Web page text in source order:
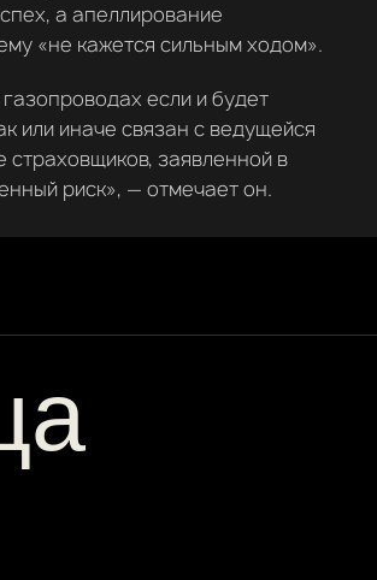
а апеллирование
«не кажется сильным ходом».
если и будет
или иначе связан с ведущейся
страховщиков, заявленной в
риск», — отмечает он.